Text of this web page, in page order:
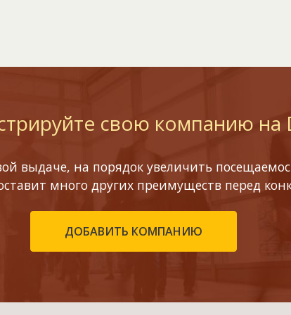
свою компанию на
выдаче, на порядок увеличить
много других преимуществ перед
ДОБАВИТЬ КОМПАНИЮ